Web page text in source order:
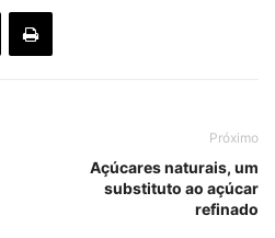
Próximo
Açúcares naturais, um
substituto ao açúcar
refinado